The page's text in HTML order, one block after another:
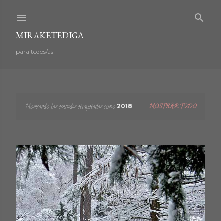
MIRAKETEDIGA
para todos/as
n
t
r
a
Mostrando las entradas etiquetadas como 2018 MOSTRAR TODO